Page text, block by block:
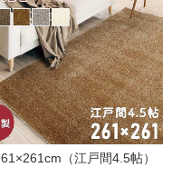
（江戸間4.5帖）